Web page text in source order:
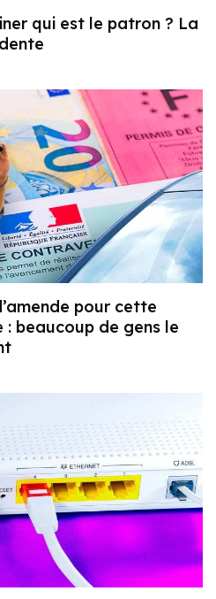
qui est le patron ? La
pour cette
beaucoup de gens le